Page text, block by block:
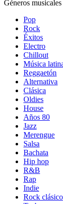
Géneros
Pop
Rock
Éxitos
Electro
Chillout
Música
Reggaetón
Alternativa
Clásica
Oldies
House
Años 80
Jazz
Merengue
Salsa
Bachata
Hip hop
R&B
Rap
Indie
Rock clásico